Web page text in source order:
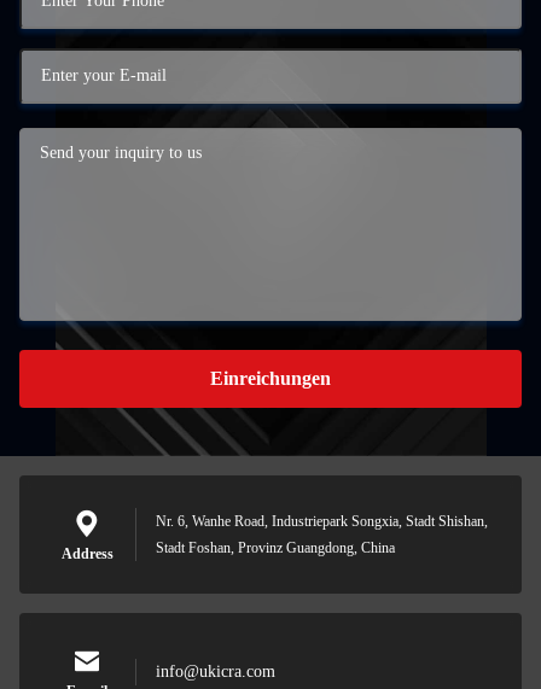
Einreichungen
Address
Nr. 6, Wanhe Road, Industriepark Songxia, Stadt Shishan,
Stadt Foshan, Provinz Guangdong, China
info@ukicra.com